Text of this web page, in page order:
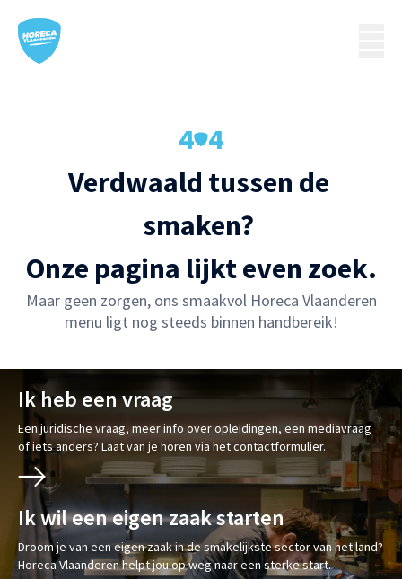
4 4
Verdwaald tussen de
smaken?
Onze pagina lijkt even zoek.
Maar geen zorgen, ons smaakvol Horeca Vlaanderen
menu ligt nog steeds binnen handbereik!
Ik heb een vraag
Een juridische vraag, meer info over opleidingen, een mediavraag
of iets anders? Laat van je horen via het contactformulier.
Ik wil een eigen zaak starten
Droom je van een eigen zaak in de smakelijkste sector van het land?
Horeca Vlaanderen helpt jou op weg naar een sterke start.